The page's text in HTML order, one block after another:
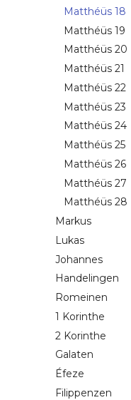
Matthéüs 18
Matthéüs 19
Matthéüs 20
Matthéüs 21
Matthéüs 22
Matthéüs 23
Matthéüs 24
Matthéüs 25
Matthéüs 26
Matthéüs 27
Matthéüs 28
Markus
Lukas
Johannes
Handelingen
Romeinen
1 Korinthe
2 Korinthe
Galaten
Éfeze
Filippenzen